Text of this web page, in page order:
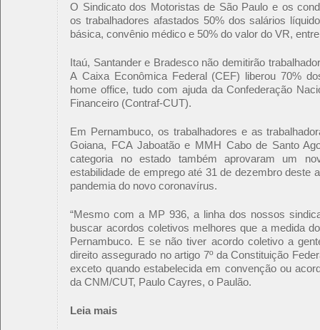
O Sindicato dos Motoristas de São Paulo e os
os trabalhadores afastados 50% dos salários
básica, convênio médico e 50% do valor do VR,
Itaú, Santander e Bradesco não demitirão
A Caixa Econômica Federal (CEF) liberou 70%
home office, tudo com ajuda da Confederação
Financeiro (Contraf-CUT).
Em Pernambuco, os trabalhadores e as
Goiana, FCA Jaboatão e MMH Cabo de Santo
categoria no estado também aprovaram um
estabilidade de emprego até 31 de dezembro deste
pandemia do novo coronavírus.
“Mesmo com a MP 936, a linha dos nossos
buscar acordos coletivos melhores que a medida
Pernambuco. E se não tiver acordo coletivo a
direito assegurado no artigo 7º da Constituição
exceto quando estabelecida em convenção ou
da CNM/CUT, Paulo Cayres, o Paulão.
Leia mais